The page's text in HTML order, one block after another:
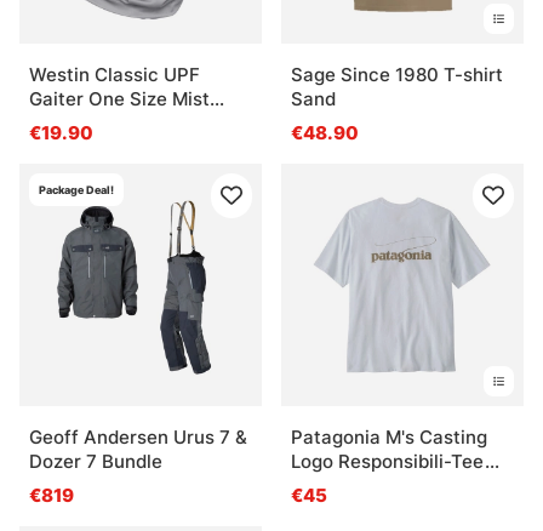
Westin Classic UPF
Gaiter One Size Mist
Grey
€19.90
Sage Since 1980 T-shirt
Sand
€48.90
Package Deal!
Geoff Andersen Urus 7 &
Dozer 7 Bundle
€819
Patagonia M's Casting
Logo Responsibili-Tee
WHI
€45